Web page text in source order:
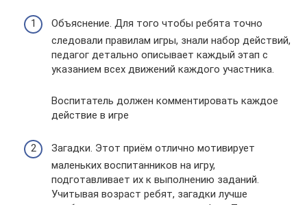
Объяснение. Для того чтобы ребята точно
следовали правилам игры, знали набор действий,
педагог детально описывает каждый этап с
указанием всех движений каждого участника.
Воспитатель должен комментировать каждое
действие в игре
Загадки. Этот приём отлично мотивирует
маленьких воспитанников на игру,
подготавливает их к выполнению заданий.
Учитывая возраст ребят, загадки лучше